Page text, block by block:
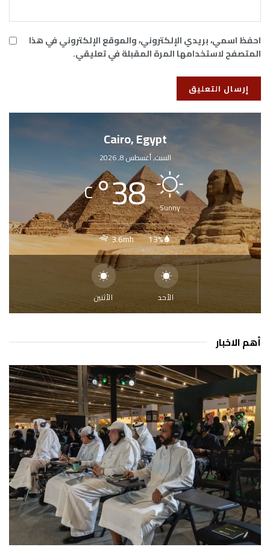
احفظ اسمي، بريدي الإلكتروني، والموقع الإلكتروني في هذا
المتصفح لاستخدامها المرة المقبلة في تعليقي.
Cairo, Egypt
السبت, أغسطس 8, 2026
Sunny
38
°
C
13%
3.6mh
الأحد الأثنين
أهم الاخبار